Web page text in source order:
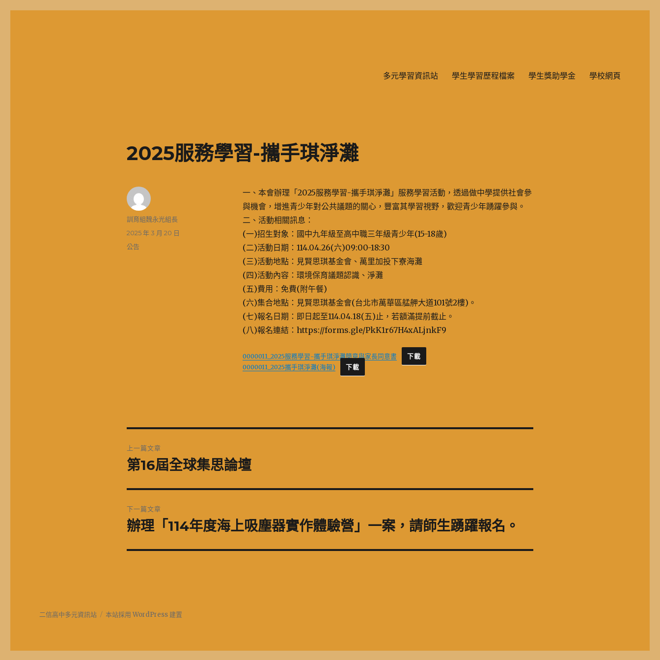
多元學習資訊站 學生學習歷程檔案 學生獎助學金 學校網頁
2025服務學習-攜手琪淨灘
一、本會辦理「2025服務學習-攜手琪淨灘」服務學習活動，透過做中學提供社會參
與機會，增進青少年對公共議題的關心，豐富其學習視野，歡迎青少年踴躍參與。
二、活動相關訊息：
(一)招生對象：國中九年級至高中職三年級青少年(15-18歲)
(二)活動日期：114.04.26(六)09:00-18:30
(三)活動地點：見賢思琪基金會、萬里加投下寮海灘
(四)活動內容：環境保育議題認識、淨灘
(五)費用：免費(附午餐)
(六)集合地點：見賢思琪基金會(台北市萬華區艋舺大道101號2樓)。
(七)報名日期：即日起至114.04.18(五)止，若額滿提前截止。
(八)報名連結：https://forms.gle/PkK1r67H4xALjnkF9
0000011_2025服務學習-攜手琪淨灘簡章與家長同意書 下載
0000011_2025攜手琪淨灘(海報) 下載
作
訓育組魏永光組長
發
佈
2025 年 3 月 20 日
分
公告
章
上一篇文章
上
篇
文
章:
第16屆全球集思論壇
下一篇文章
下
篇
辦理「114年度海上吸塵器實作體驗營」一案，請師生踴躍報名。
二信高中多元資訊站 本站採用 WordPress 建置